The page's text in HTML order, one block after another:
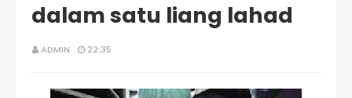
dalam satu liang lahad
ADMIN 22:35